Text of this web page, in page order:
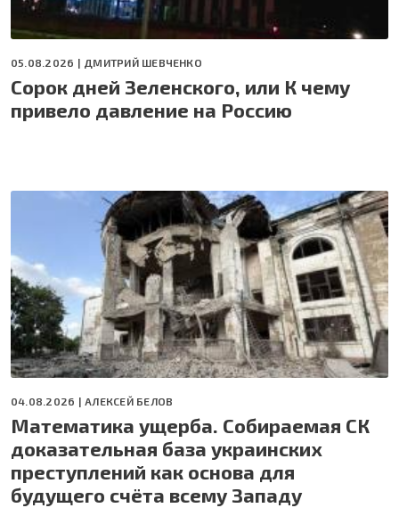
05.08.2026 | ДМИТРИЙ ШЕВЧЕНКО
Сорок дней Зеленского, или К чему
привело давление на Россию
04.08.2026 |АЛЕКСЕЙ БЕЛОВ
Математика ущерба. Собираемая СК
доказательная база украинских
преступлений как основа для
будущего счёта всему Западу